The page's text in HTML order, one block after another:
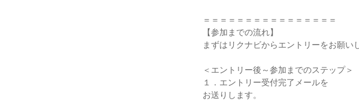
＝＝＝＝＝＝＝＝＝＝＝＝＝＝＝＝
【参加までの流れ】
まずはリクナビからエントリーをお願い
＜エントリー後～参加までのステップ＞
１．エントリー受付完了メールを
お送りします。